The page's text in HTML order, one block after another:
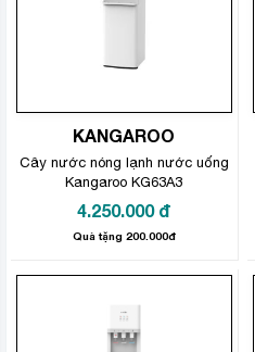
KANGAROO
Cây nước nóng lạnh nước uống
Kangaroo KG63A3
4.250.000 đ
Quà tặng 200.000đ